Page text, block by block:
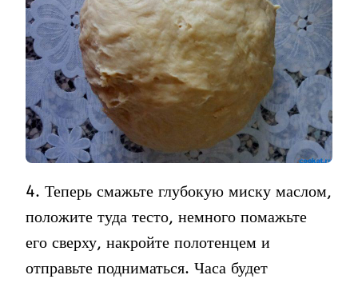
4. Теперь смажьте глубокую миску маслом,
положите туда тесто, немного помажьте
его сверху, накройте полотенцем и
отправьте подниматься. Часа будет